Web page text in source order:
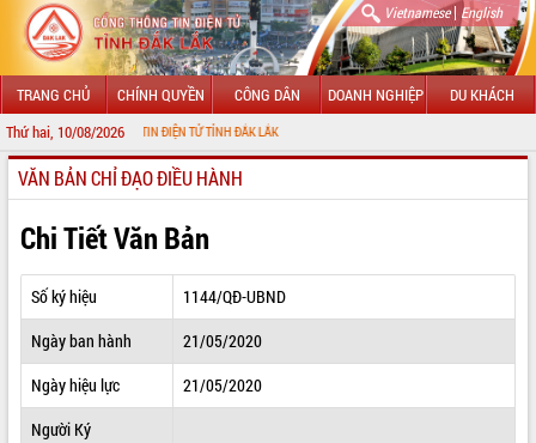
Vietnamese| English
TRANG CHỦ CHÍNH QUYỀN CÔNG DÂN DOANH NGHIỆP DU KHÁCH
Thứ hai, 10/08/2026
THÔNG TIN ĐIỆN TỬ TỈNH ĐẮK LẮK
GIỚI THIỆU
LÃNH ĐẠO UBND TỈNH
TIN TỨC SỰ KIỆN
SỞ, BAN, NGÀNH
THÔNG TIN CHỈ ĐẠO ĐIỀU HÀNH
VĂN BẢN CHỈ ĐẠO ĐIỀU HÀNH
Chi Tiết Văn Bản
Số ký hiệu
1144/QĐ-UBND
Ngày ban hành
21/05/2020
Ngày hiệu lực
21/05/2020
Người Ký